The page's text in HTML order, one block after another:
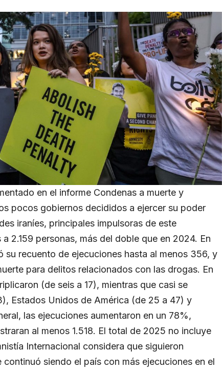
en el informe Condenas a muerte y
pocos gobiernos decididos a ejercer su poder
iraníes, principales impulsoras de este
2.159 personas, más del doble que en 2024. En
su recuento de ejecuciones hasta al menos 356, y
para delitos relacionados con las drogas. En
(de seis a 17), mientras que casi se
Estados Unidos de América (de 25 a 47) y
las ejecuciones aumentaron en un 78%,
al menos 1.518. El total de 2025 no incluye
Internacional considera que siguieron
siendo el país con más ejecuciones en el